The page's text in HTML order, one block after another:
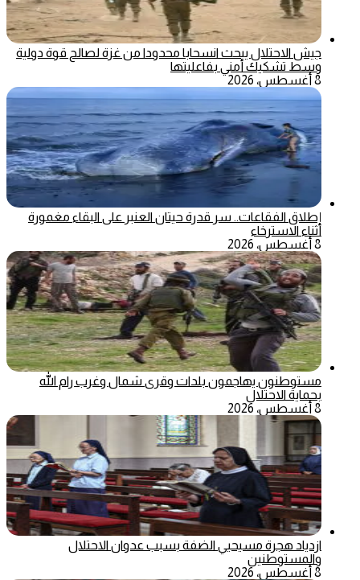
جيش الاحتلال يبحث انسحابا محدودا من غزة لصالح قوة دولية
وسط تشكيك أمني بفاعليتها
8 أغسطس، 2026
إطلاق الفقاعات.. سر قدرة حيتان العنبر على البقاء مغمورة
أثناء الاسترخاء
8 أغسطس، 2026
مستوطنون يهاجمون بلدات وقرى شمال وغرب رام الله
بحماية الاحتلال
8 أغسطس، 2026
ازدياد هجرة مسيحيي الضفة بسبب عدوان الاحتلال
والمستوطنين
8 أغسطس، 2026